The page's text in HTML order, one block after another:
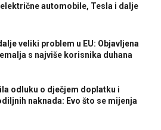
automobile, Tesla i dalje
veliki problem u EU: Objavljena
s najviše korisnika duhana
odluku o dječjem doplatku i
naknada: Evo što se mijenja